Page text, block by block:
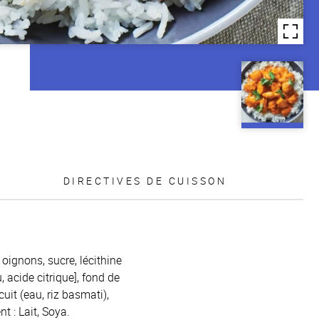
DIRECTIVES DE CUISSON
sucre, lécithine
acide citrique], fond de
(eau, riz basmati),
: Lait, Soya.